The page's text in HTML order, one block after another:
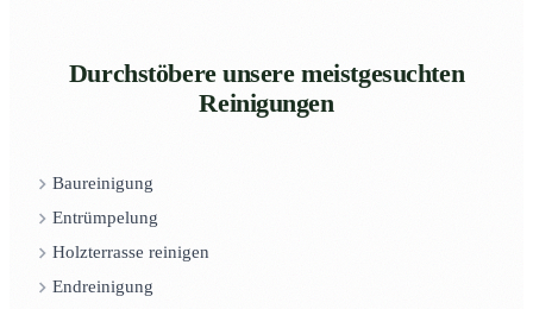
Durchstöbere unsere meistgesuchten
Reinigungen
Baureinigung
Entrümpelung
Holzterrasse reinigen
Endreinigung